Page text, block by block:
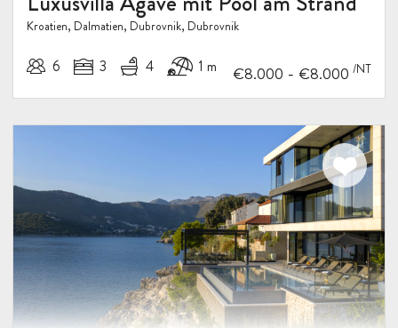
Kroatien, Dalmatien, Dubrovnik, Dubrovnik
6 3 4 1 m €8.000 - €8.000 /NT